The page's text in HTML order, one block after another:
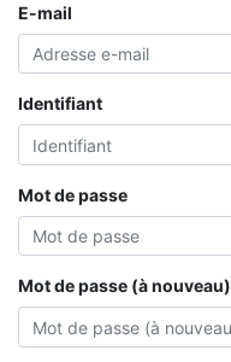
E-mail
Identifiant
Mot de passe
Mot de passe (à nouveau)